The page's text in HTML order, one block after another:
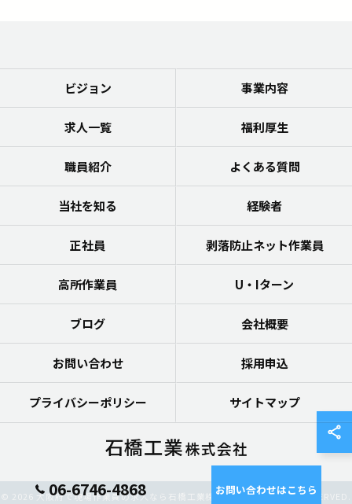
06-6746-4868 お問い合わせはこちら
ビジョン 事業内容
求人一覧 福利厚生
職員紹介 よくある質問
当社を知る 経験者
正社員 剥落防止ネット作業員
高所作業員 U・Iターン
ブログ 会社概要
お問い合わせ 採用申込
プライバシーポリシー サイトマップ
© 2026 大阪府で現場作業員の求人なら石橋工業株式会社 ALL RIGHTS RESERVED.